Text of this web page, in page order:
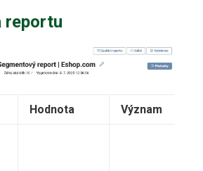
reportu
Hodnota Význam